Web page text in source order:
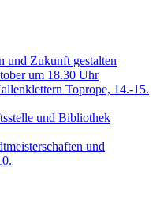
und Zukunft gestalten
um 18.30 Uhr
Toprope, 14.-15.
und Bibliothek
und